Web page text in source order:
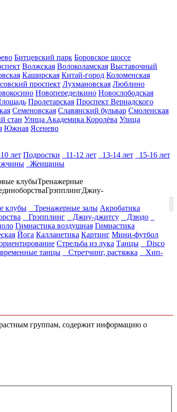
Битцевский парк Боровское шоссе
Волжская Волоколамская Выставочный
Каширская Китай-город Коломенская
проспект Лухмановская Люблино
Новопеределкино Новослободская
Пролетарская Проспект Вернадского
Семеновская Славянский бульвар Смоленская
стан Улица Академика Королёва Улица
Южная Ясенево
лет Подростки 11-12 лет 13-14 лет
15-16 лет
Женщины
клубыТренажерные
ГрэпплингДжиу-
клубы Тренажерные залы Акробатика
Грэпплинг Джиу-джитсу
Дзюдо
Гимнастика воздушная Гимнастика
Йога Калланетика Картинг Мини-футбол
Стрельба из лука Танцы
Disco
танцы Стретчинг, растяжка
Хип-
группам, содержит информацию о